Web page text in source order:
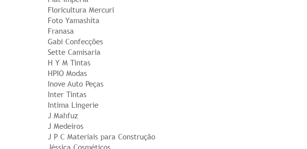
Floricultura Mercuri
Foto Yamashita
Franasa
Gabi Confecções
Sette Camisaria
H Y M Tintas
HPIO Modas
Inove Auto Peças
Inter Tintas
Intima Lingerie
J Mahfuz
J Medeiros
J P C Materiais para Construção